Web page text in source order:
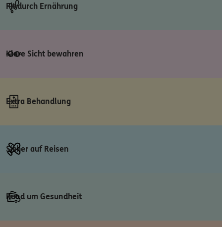
Fit durch Ernährung
Klare Sicht bewahren
Extra Behandlung
Sicher auf Reisen
Rund um Gesundheit